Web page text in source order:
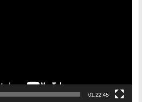
01:22:45